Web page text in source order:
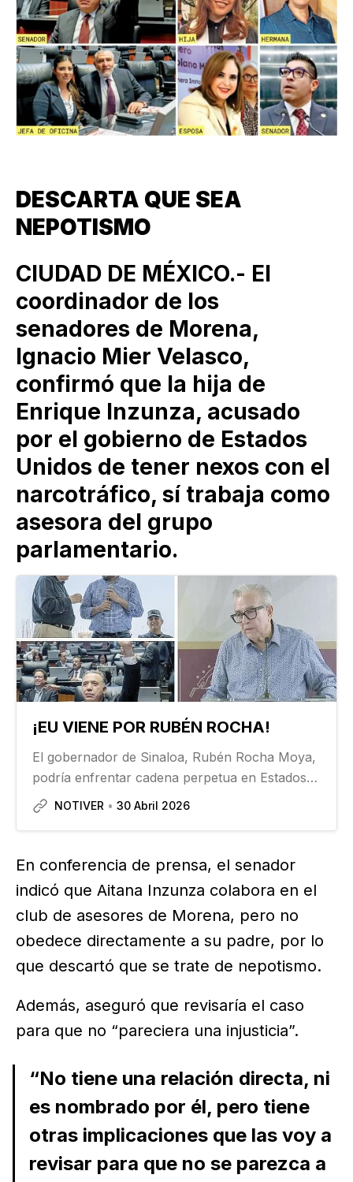
DESCARTA QUE SEA
NEPOTISMO
CIUDAD DE MÉXICO.- El
coordinador de los
senadores de Morena,
Ignacio Mier Velasco,
confirmó que la hija de
Enrique Inzunza, acusado
por el gobierno de Estados
Unidos de tener nexos con el
narcotráfico, sí trabaja como
asesora del grupo
parlamentario.
¡EU VIENE POR RUBÉN ROCHA!
El gobernador de Sinaloa, Rubén Rocha Moya,
podría enfrentar cadena perpetua en Estados
Unidos por delitos que le imputa el gobierno de
NOTIVER 30 Abril 2026
En conferencia de prensa, el senador
indicó que Aitana Inzunza colabora en el
club de asesores de Morena, pero no
obedece directamente a su padre, por lo
que descartó que se trate de nepotismo.
Además, aseguró que revisaría el caso
para que no “pareciera una injusticia”.
“No tiene una relación directa, ni
es nombrado por él, pero tiene
otras implicaciones que las voy a
revisar para que no se parezca a